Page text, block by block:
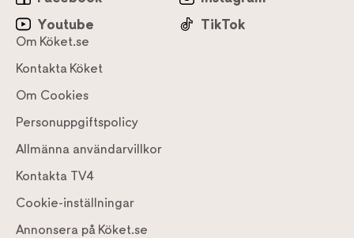
Youtube
TikTok
Om Köket.se
Kontakta Köket
Om Cookies
Personuppgiftspolicy
Allmänna användarvillkor
Kontakta TV4
Cookie-inställningar
Annonsera på Köket.se